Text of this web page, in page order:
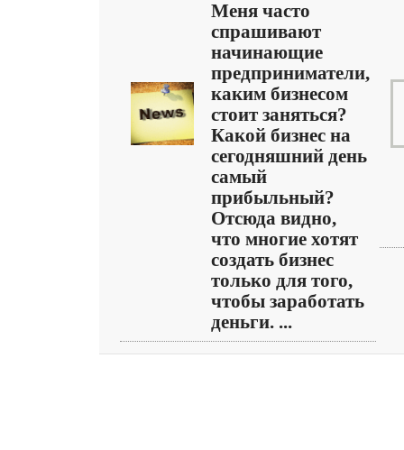
Меня часто
спрашивают
начинающие
предприниматели,
каким бизнесом
стоит заняться?
Какой бизнес на
сегодняшний день
самый
прибыльный?
Отсюда видно,
что многие хотят
создать бизнес
только для того,
чтобы заработать
деньги. ...